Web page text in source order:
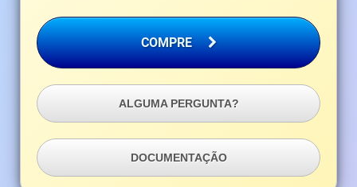
COMPRE
ALGUMA PERGUNTA?
DOCUMENTAÇÃO